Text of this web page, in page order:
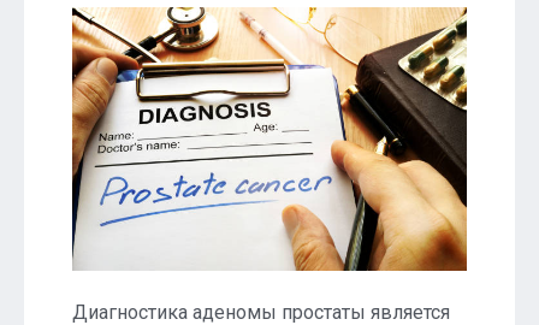
Диагностика аденомы простаты является